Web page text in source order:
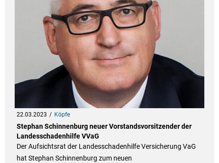
22.03.2023 Köpfe
Stephan Schinnenburg neuer Vorstandsvorsitzender der
Landesschadenhilfe VVaG
Der Aufsichtsrat der Landesschadenhilfe Versicherung VaG
hat Stephan Schinnenburg zum neuen